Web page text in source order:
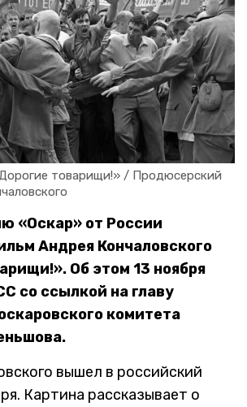
товарищи!» / Продюсерский
«Оскар» от России
Андрея Кончаловского
Об этом 13 ноября
со ссылкой на главу
комитета
вышел в российский
Картина рассказывает о